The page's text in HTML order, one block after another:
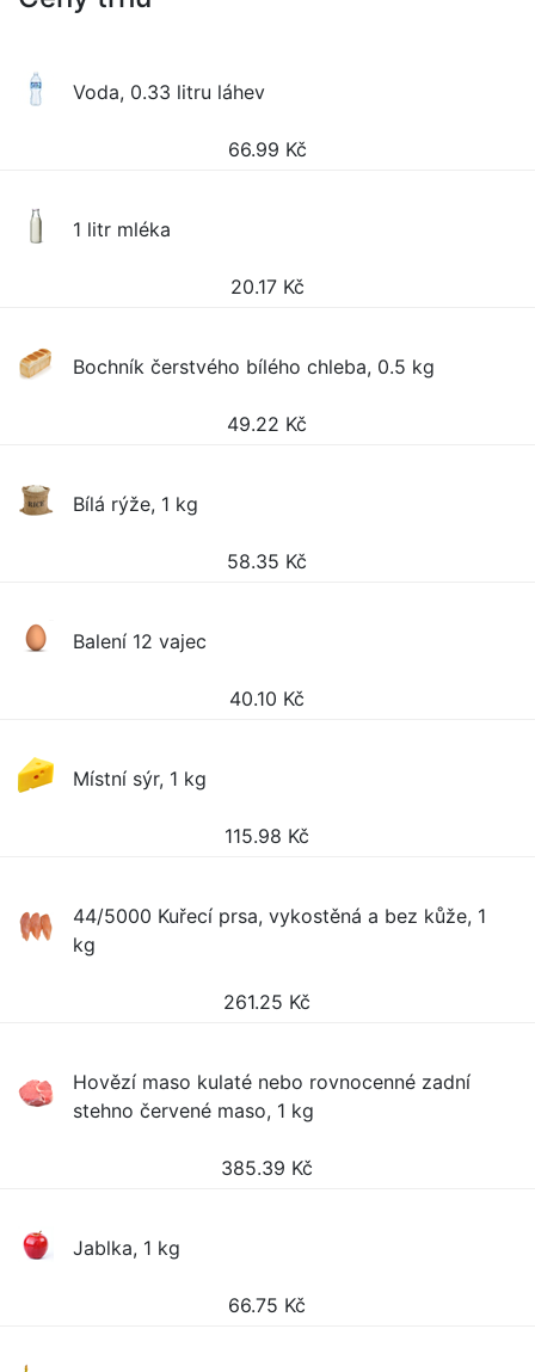
Voda, 0.33 litru láhev
66.99 Kč
1 litr mléka
20.17 Kč
Bochník čerstvého bílého chleba, 0.5 kg
49.22 Kč
Bílá rýže, 1 kg
58.35 Kč
Balení 12 vajec
40.10 Kč
Místní sýr, 1 kg
115.98 Kč
44/5000 Kuřecí prsa, vykostěná a bez kůže, 1
kg
261.25 Kč
Hovězí maso kulaté nebo rovnocenné zadní
stehno červené maso, 1 kg
385.39 Kč
Jablka, 1 kg
66.75 Kč